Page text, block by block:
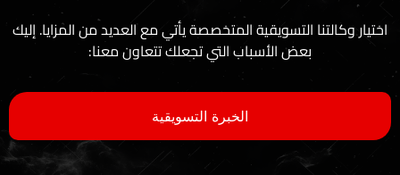
المتخصصة يأتي مع العديد من المزايا. إليك
الأسباب التي تجعلك تتعاون معنا: